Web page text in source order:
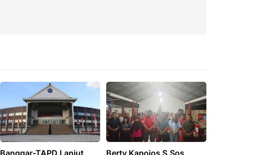
Banggar-TAPD Lanjut
Berty Kapojos S.Sos